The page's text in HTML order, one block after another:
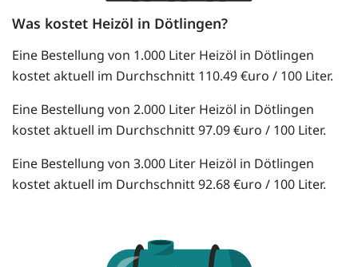
Was kostet Heizöl in Dötlingen?
Eine Bestellung von 1.000 Liter Heizöl in Dötlingen
kostet aktuell im Durchschnitt 110.49 €uro / 100 Liter.
Eine Bestellung von 2.000 Liter Heizöl in Dötlingen
kostet aktuell im Durchschnitt 97.09 €uro / 100 Liter.
Eine Bestellung von 3.000 Liter Heizöl in Dötlingen
kostet aktuell im Durchschnitt 92.68 €uro / 100 Liter.